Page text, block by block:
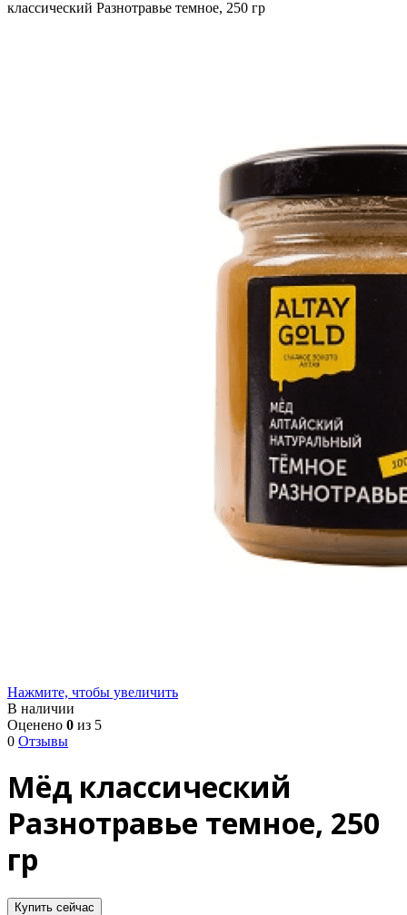
классический Разнотравье темное, 250 гр
Нажмите, чтобы увеличить
В наличии
Оценено 0 из 5
0 Отзывы
Мёд классический
Разнотравье темное, 250
гр
Купить сейчас